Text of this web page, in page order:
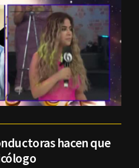
hacen que